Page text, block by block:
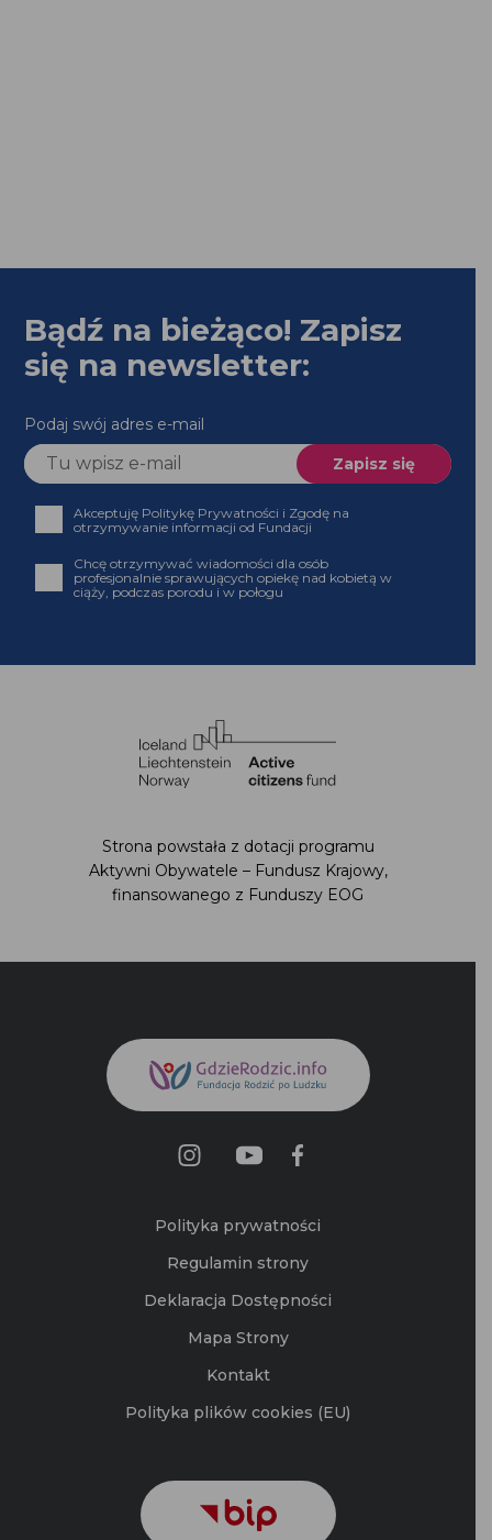
Bądź na bieżąco! Zapisz
się na newsletter:
Podaj swój adres e-mail
Akceptuję Politykę Prywatności i Zgodę na
otrzymywanie informacji od Fundacji
Chcę otrzymywać wiadomości dla osób
profesjonalnie sprawujących opiekę nad kobietą w
ciąży, podczas porodu i w połogu
Strona powstała z dotacji programu
Aktywni Obywatele – Fundusz Krajowy,
finansowanego z Funduszy EOG
Polityka prywatności
Regulamin strony
Deklaracja Dostępności
Mapa Strony
Kontakt
Polityka plików cookies (EU)